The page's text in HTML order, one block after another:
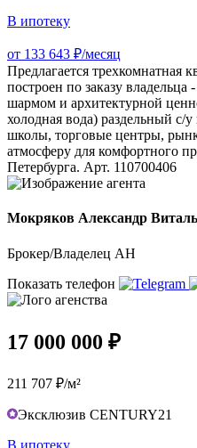
В ипотеку
от 133 643 ₽/месяц
Предлагается
построен по заказу
шармом и архитектурной
холодная вода) раздельный с/
школы, торговые центры,
атмосферу для комфортного
Петербурга. Арт. 110700406
Мокряков Александр
Брокер/Владелец АН
Показать телефон
17 000 000 ₽
211 707 ₽/м²
Эксклюзив CENTURY21
В ипотеку